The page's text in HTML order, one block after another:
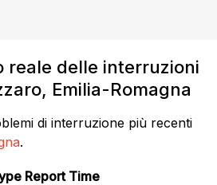
reale delle interruzioni
Emilia-Romagna
di interruzione più recenti
.
Report Time